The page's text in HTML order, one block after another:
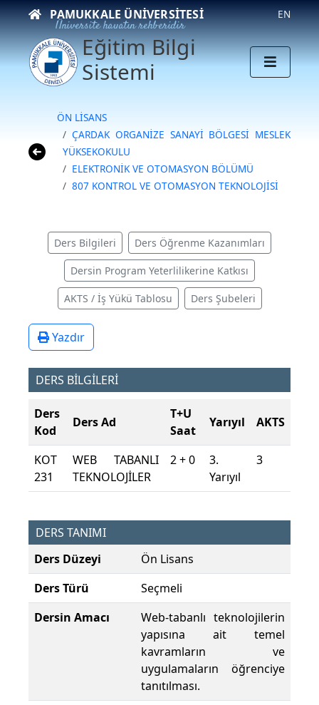
PAMUKKALE ÜNIVERSITESI
Üniversite hayatın rehberidir
EN
Eğitim Bilgi
Sistemi
ÖN LİSANS
ÇARDAK ORGANİZE SANAYİ BÖLGESİ MESLEK
YÜKSEKOKULU
ELEKTRONİK VE OTOMASYON BÖLÜMÜ
807 KONTROL VE OTOMASYON TEKNOLOJİSİ
Ders Bilgileri Ders Öğrenme Kazanımları
Dersin Program Yeterlilikerine Katkısı
AKTS / İş Yükü Tablosu Ders Şubeleri
Yazdır
DERS BİLGİLERİ
Ders
Kod
Ders Ad
T+U
Saat
Yarıyıl AKTS
KOT
231
WEB TABANLI
TEKNOLOJİLER
2 + 0
3.
Yarıyıl
3
DERS TANIMI
Ders Düzeyi
Ön Lisans
Ders Türü
Seçmeli
Dersin Amacı
Web-tabanlı teknolojilerin
yapısına ait temel
kavramların ve
uygulamaların öğrenciye
tanıtılması.